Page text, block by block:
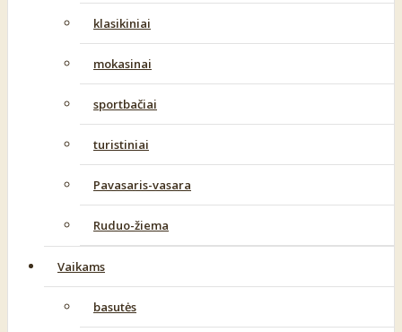
klasikiniai
mokasinai
sportbačiai
turistiniai
Pavasaris-vasara
Ruduo-žiema
Vaikams
basutės